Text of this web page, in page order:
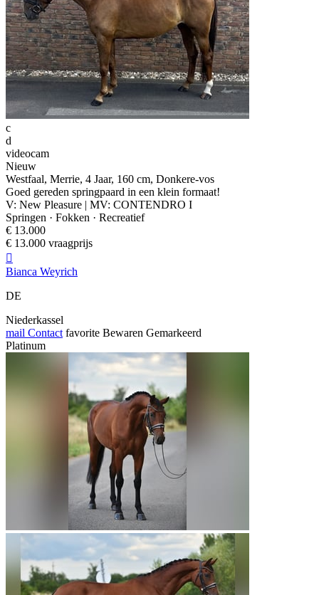
c
d
videocam
Nieuw
Westfaal, Merrie, 4 Jaar, 160 cm, Donkere-vos
Goed gereden springpaard in een klein formaat!
V: New Pleasure | MV: CONTENDRO I
Springen · Fokken · Recreatief
€ 13.000
€ 13.000 vraagprijs

Bianca Weyrich
DE
Niederkassel
mail Contact favorite Bewaren Gemarkeerd
Platinum